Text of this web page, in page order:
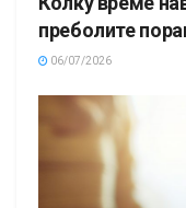
преболите
06/07/2026